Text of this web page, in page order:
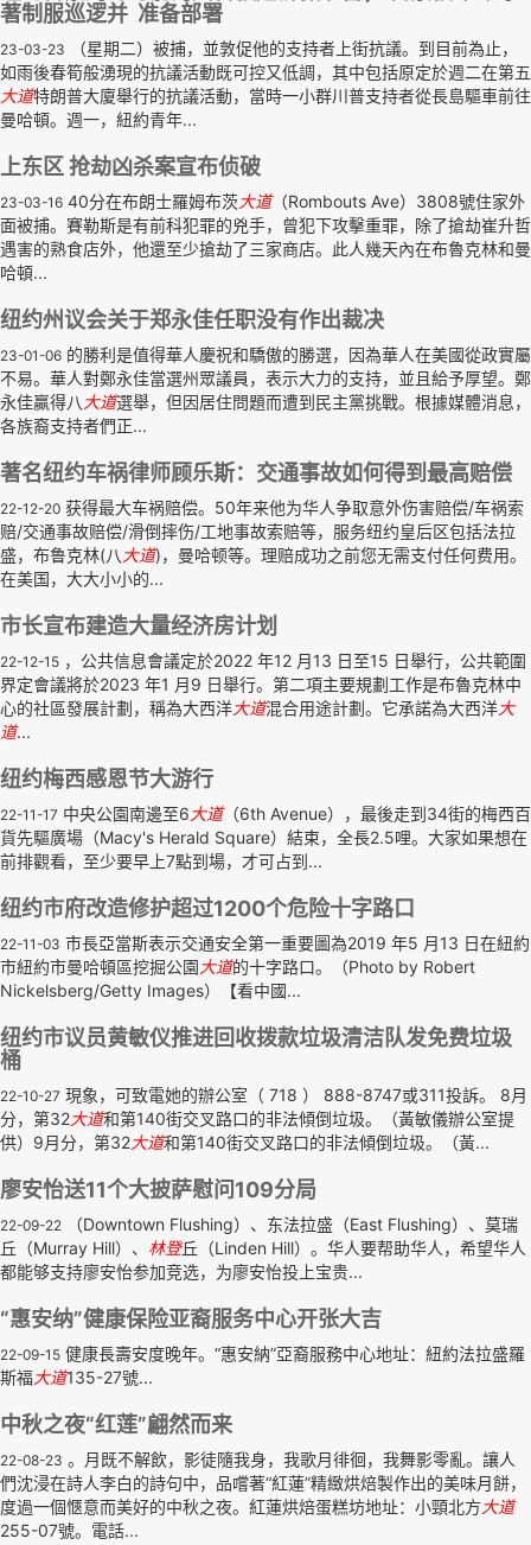
著制服巡逻并 准备部署
23-03-23
（星期二）被捕，並敦促他的支持者上街抗議。到目前為止，
如雨後春筍般湧現的抗議活動既可控又低調，其中包括原定於週二在第五
大道特朗普大廈舉行的抗議活動，當時一小群川普支持者從長島驅車前往
曼哈頓。週一，紐約青年...
上东区 抢劫凶杀案宣布侦破
23-03-16 40分在布朗士羅姆布茨大道（Rombouts Ave）3808號住家外
面被捕。賽勒斯是有前科犯罪的兇手，曾犯下攻擊重罪，除了搶劫崔升哲
遇害的熟食店外，他還至少搶劫了三家商店。此人幾天內在布魯克林和曼
哈頓...
纽约州议会关于郑永佳任职没有作出裁决
23-01-06 的勝利是值得華人慶祝和驕傲的勝選，因為華人在美國從政實屬
不易。華人對鄭永佳當選州眾議員，表示大力的支持，並且給予厚望。鄭
永佳贏得八 大道選舉，但因居住問題而遭到民主黨挑戰。根據媒體消息，
各族裔支持者們正...
著名纽约车祸律师顾乐斯：交通事故如何得到最高赔偿
22-12-20 获得最大车祸赔偿。50年来他为华人争取意外伤害赔偿/车祸索
赔/交通事故赔偿/滑倒摔伤/工地事故索赔等，服务纽约皇后区包括法拉
盛，布鲁克林(八 大道)，曼哈顿等。理赔成功之前您无需支付任何费用。
在美国，大大小小的...
市长宣布建造大量经济房计划
22-12-15 ，公共信息會議定於2022 年12 月13 日至15 日舉行，公共範圍
界定會議將於2023 年1 月9 日舉行。第二項主要規劃工作是布魯克林中
心的社區發展計劃，稱為大西洋大道混合用途計劃。它承諾為大西洋大
道...
纽约梅西感恩节大游行
22-11-17 中央公園南邊至6大道（6th Avenue），最後走到34街的梅西百
貨先驅廣場（Macy's Herald Square）結束，全長2.5哩。大家如果想在
前排觀看，至少要早上7點到場，才可占到...
纽约市府改造修护超过1200个危险十字路口
22-11-03 市長亞當斯表示交通安全第一重要圖為2019 年5 月13 日在紐約
市紐約市曼哈頓區挖掘公園大道的十字路口。（Photo by Robert
Nickelsberg/Getty Images）【看中國...
纽约市议员黄敏仪推进回收拨款垃圾清洁队发免费垃圾
桶
22-10-27 現象，可致電她的辦公室（ 718 ） 888-8747或311投訴。 8月
分，第32大道和第140街交叉路口的非法傾倒垃圾。（黃敏儀辦公室提
供）9月分，第32大道和第140街交叉路口的非法傾倒垃圾。（黃...
廖安怡送11个大披萨慰问109分局
22-09-22 （Downtown Flushing）、东法拉盛（East Flushing）、莫瑞
丘（Murray Hill）、 林登丘（Linden Hill）。华人要帮助华人，希望华人
都能够支持廖安怡参加竞选，为廖安怡投上宝贵...
“惠安纳”健康保险亚裔服务中心开张大吉
22-09-15 健康長壽安度晚年。“惠安納”亞裔服務中心地址：紐約法拉盛羅
斯福大道135-27號...
中秋之夜“红莲”翩然而来
22-08-23 。月既不解飲，影徒隨我身，我歌月徘徊，我舞影零亂。讓人
們沈浸在詩人李白的詩句中，品嚐著“紅蓮”精緻烘焙製作出的美味月餅，
度過一個愜意而美好的中秋之夜。紅蓮烘焙蛋糕坊地址：小頸北方大道
255-07號。電話...